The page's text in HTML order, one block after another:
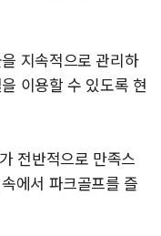
지속적으로 관리하
이용할 수 있도록 현
전반적으로 만족스
에서 파크골프를 즐